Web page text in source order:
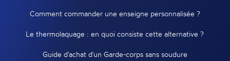
Comment commander une enseigne personnalisée ?
Le thermolaquage : en quoi consiste cette alternative ?
Guide d'achat d'un Garde-corps sans soudure